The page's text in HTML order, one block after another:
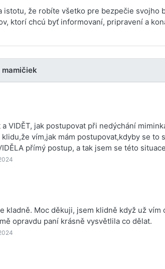
istotu, že robíte všetko pre bezpečie svojho
ktorí chcú byť informovaní, pripravení a
mamičiek
VIDĚT, jak postupovat při nedýchání
vím,jak mám postupovat,kdyby se to
přímý postup, a tak jsem se této
kladně. Moc děkuji, jsem klidně když už
opravdu paní krásně vysvětlila co dělat.